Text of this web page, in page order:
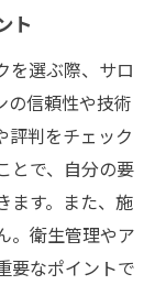
元
る
ン体験
ト
を選ぶ際、サロ
の信頼性や技術
評判をチェック
とで、自分の要
ます。また、施
。衛生管理やア
要なポイントで